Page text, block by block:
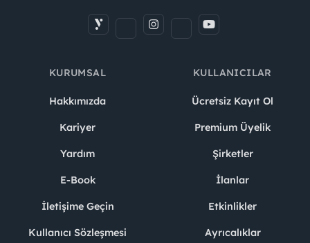
KURUMSAL
Hakkımızda
Kariyer
Yardım
E-Book
İletişime Geçin
Kullanıcı Sözleşmesi
KULLANICILAR
Ücretsiz Kayıt Ol
Premium Üyelik
Şirketler
İlanlar
Etkinlikler
Ayrıcalıklar